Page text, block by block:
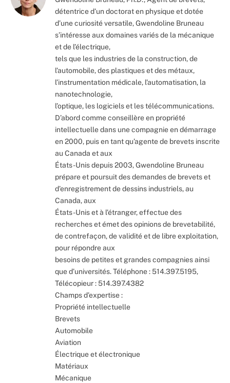
détentrice d’un doctorat en physique et dotée
d’une curiosité versatile, Gwendoline Bruneau
s’intéresse aux domaines variés de la mécanique
et de l’électrique,
tels que les industries de la construction, de
l’automobile, des plastiques et des métaux,
l’instrumentation médicale, l’automatisation, la
nanotechnologie,
l’optique, les logiciels et les télécommunications.
D’abord comme conseillère en propriété
intellectuelle dans une compagnie en démarrage
en 2000, puis en tant qu’agente de brevets inscrite
au Canada et aux
États-Unis depuis 2003, Gwendoline Bruneau
prépare et poursuit des demandes de brevets et
d’enregistrement de dessins industriels, au
Canada, aux
États-Unis et à l’étranger, effectue des
recherches et émet des opinions de brevetabilité,
de contrefaçon, de validité et de libre exploitation,
pour répondre aux
besoins de petites et grandes compagnies ainsi
que d’universités. Téléphone : 514.397.5195,
Télécopieur : 514.397.4382
Champs d’expertise :
Propriété intellectuelle
Brevets
Automobile
Aviation
Électrique et électronique
Matériaux
Mécanique